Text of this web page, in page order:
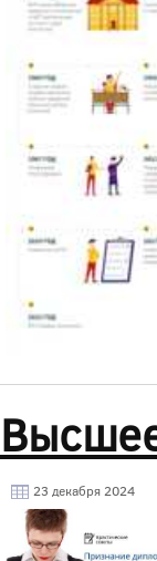
23 декабря 2024